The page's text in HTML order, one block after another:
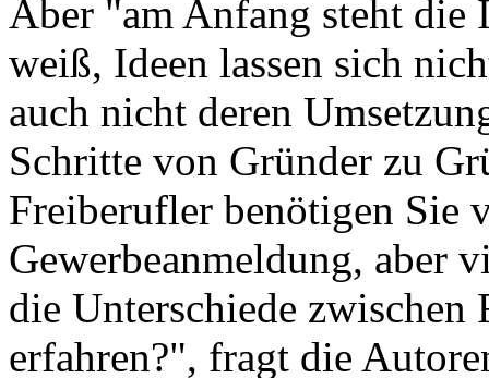
Aber "am Anfang steht die
weiß, Ideen lassen sich
auch nicht deren
Schritte von Gründer zu
Freiberufler benötigen Sie
Gewerbeanmeldung, aber
die Unterschiede
erfahren?", fragt die